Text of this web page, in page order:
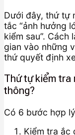
Dưới đây, thứ tự
tắc “ảnh hưởng
kiểm sau”.
gian vào những
thứ quyết định
Thứ tự kiểm tra
thông?
Có 6 bước hợp
Kiểm tra ắc